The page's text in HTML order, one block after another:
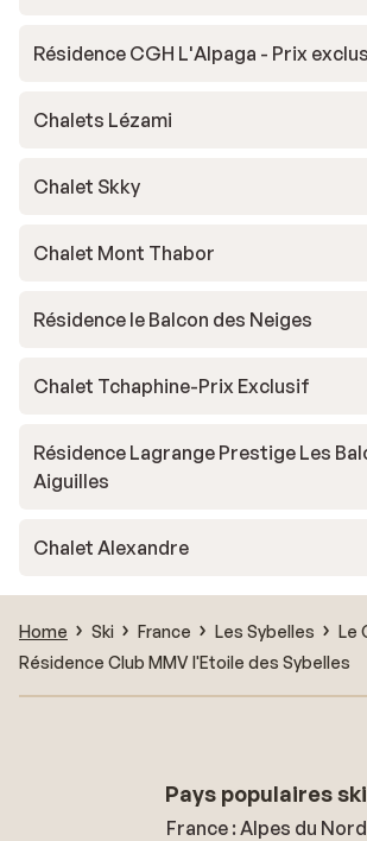
Résidence CGH L'Alpaga - Prix
Chalets Lézami
Chalet Skky
Chalet Mont Thabor
Résidence le Balcon des Neiges
Chalet Tchaphine-Prix Exclusif
Résidence Lagrange Prestige Les
Aiguilles
Chalet Alexandre
Home Ski France Les Sybelles
Le
Résidence Club MMV l'Etoile des Sybelles
Pays populaires ski
France : Alpes du Nord